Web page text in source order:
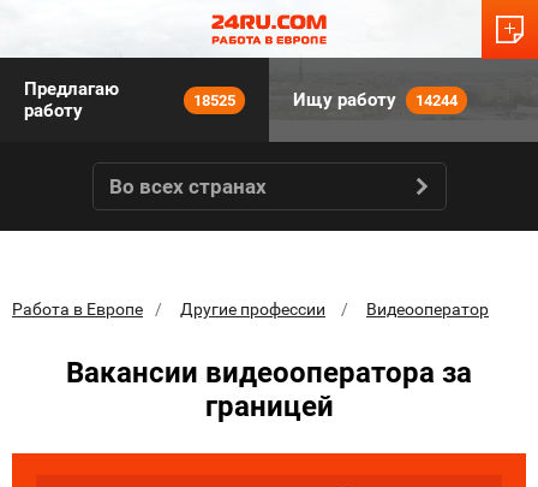
Предлагаю
работу
18525 Ищу работу 14244
Во всех странах
Работа в Европе Другие профессии Видеооператор
Вакансии видеооператора за
границей